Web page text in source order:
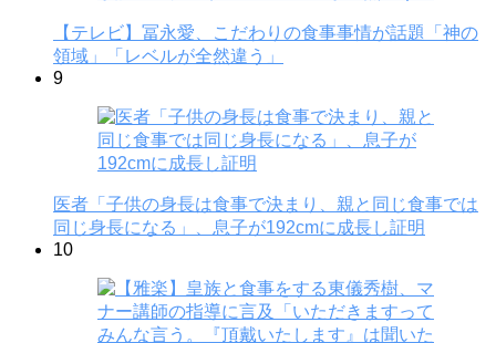
【テレビ】冨永愛、こだわりの食事事情が話題「神の
領域」「レベルが全然違う」
9
医者「子供の身長は食事で決まり、親と同じ食事では
同じ身長になる」、息子が192cmに成長し証明
10